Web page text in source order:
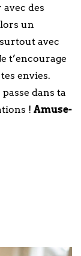
des
un
avec
t’encourage
envies.
dans ta
! Amuse-